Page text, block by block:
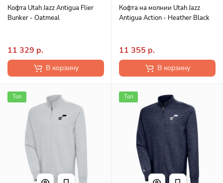
Кофта Utah Jazz Antigua Flier
Bunker - Oatmeal
11 329 р.
В корзину
Кофта на молнии Utah Jazz
Antigua Action - Heather Black
11 355 р.
В корзину
Топ Топ